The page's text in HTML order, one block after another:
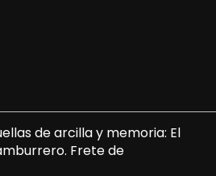
de arcilla y memoria: El
Frete de